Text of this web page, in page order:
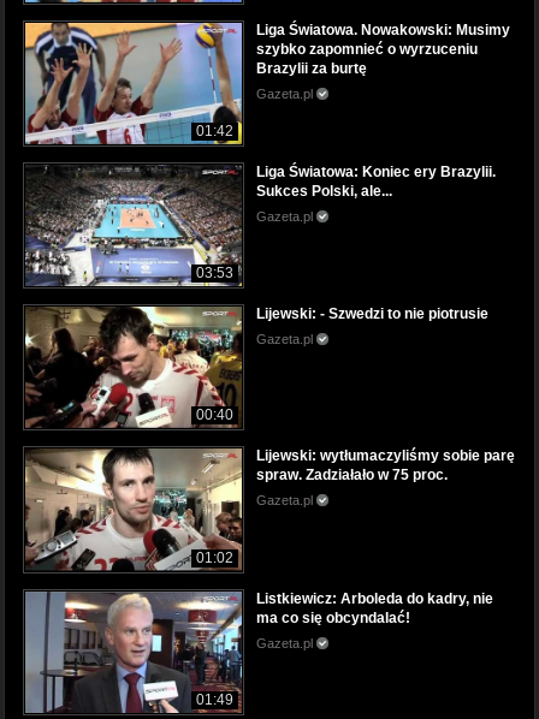
01:42
Liga Światowa. Nowakowski: Musimy
szybko zapomnieć o wyrzuceniu
Brazylii za burtę
Gazeta.pl
03:53
Liga Światowa: Koniec ery Brazylii.
Sukces Polski, ale...
Gazeta.pl
00:40
Lijewski: - Szwedzi to nie piotrusie
Gazeta.pl
01:02
Lijewski: wytłumaczyliśmy sobie parę
spraw. Zadziałało w 75 proc.
Gazeta.pl
01:49
Listkiewicz: Arboleda do kadry, nie
ma co się obcyndalać!
Gazeta.pl